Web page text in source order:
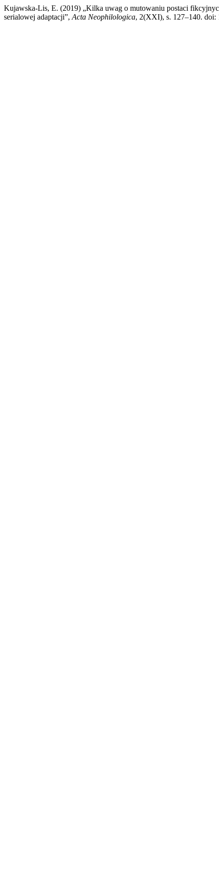
Kujawska-Lis, E. (2019) „Kilka uwag o mutowaniu postaci
serialowej adaptacji”, Acta Neophilologica, 2(XXI), s. 127–140. doi: